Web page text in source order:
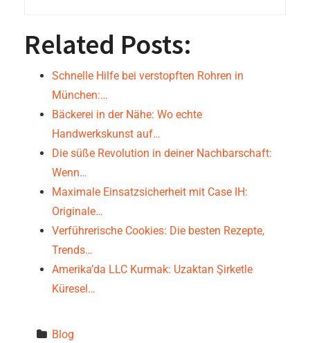
Related Posts:
Schnelle Hilfe bei verstopften Rohren in
München:…
Bäckerei in der Nähe: Wo echte
Handwerkskunst auf…
Die süße Revolution in deiner Nachbarschaft:
Wenn…
Maximale Einsatzsicherheit mit Case IH:
Originale…
Verführerische Cookies: Die besten Rezepte,
Trends…
Amerika’da LLC Kurmak: Uzaktan Şirketle
Küresel…
Blog